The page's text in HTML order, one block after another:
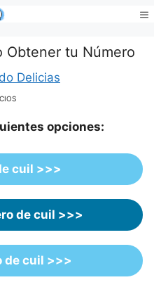
Obtener tu Número
Delicias
opciones:
cuil >>>
de cuil >>>
de cuil >>>